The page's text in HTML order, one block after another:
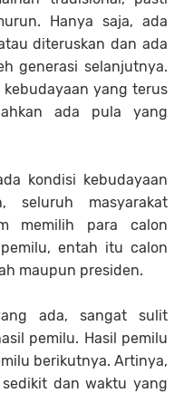
Hanya saja, ada
diteruskan dan ada
generasi selanjutnya.
yang terus
ada pula yang
kondisi kebudayaan
seluruh masyarakat
memilih para calon
entah itu calon
maupun presiden.
ada, sangat sulit
pemilu. Hasil pemilu
berikutnya. Artinya,
dan waktu yang